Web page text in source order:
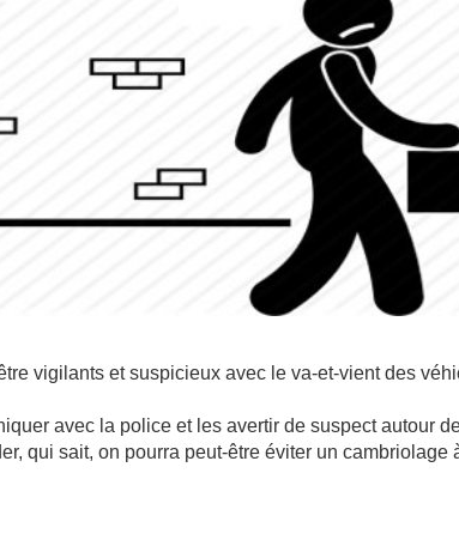
vigilants et suspicieux avec le va-et-vient des
avec la police et les avertir de suspect
qui sait, on pourra peut-être éviter un cambriolage